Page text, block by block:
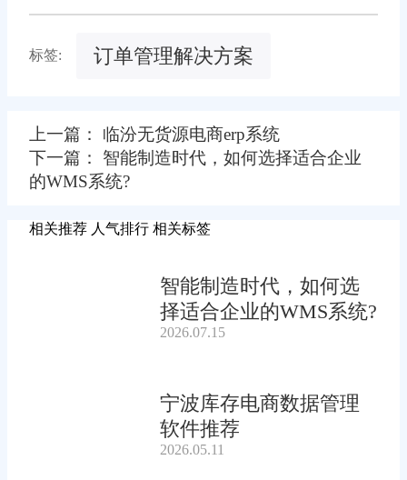
标签: 订单管理解决方案
上一篇： 临汾无货源电商erp系统
下一篇： 智能制造时代，如何选择适合企业
的WMS系统?
相关推荐 人气排行 相关标签
智能制造时代，如何选
择适合企业的WMS系统?
2026.07.15
宁波库存电商数据管理
软件推荐
2026.05.11